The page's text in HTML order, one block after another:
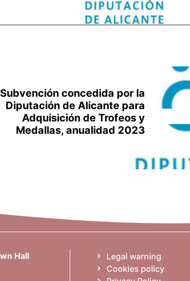
Subvención concedida por la
Diputación de Alicante para
Adquisición de Trofeos y
Medallas, anualidad 2023
Hall
Legal warning
Cookies policy